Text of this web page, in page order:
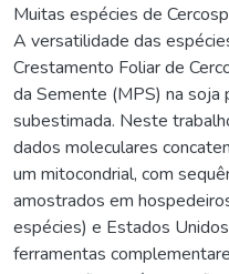
Muitas espécies de
A versatilidade das
Crestamento Foliar de
da Semente (MPS) na soja
subestimada. Neste
dados moleculares
um mitocondrial, com
amostrados em
espécies) e Estados
ferramentas